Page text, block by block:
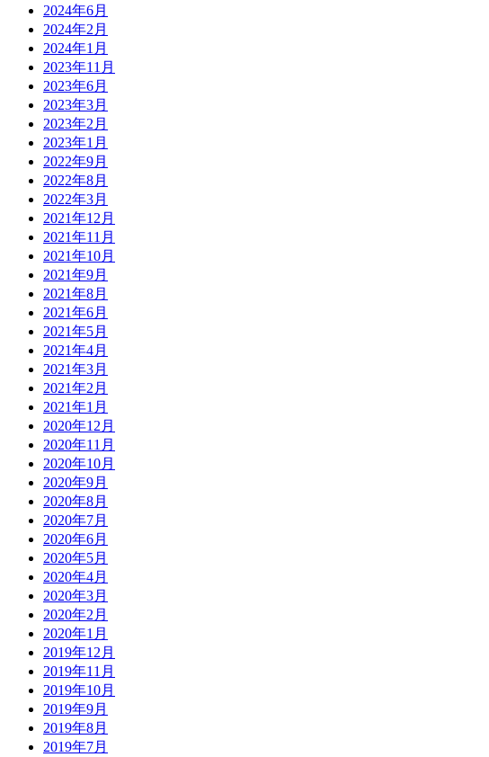
2024年6月
2024年2月
2024年1月
2023年11月
2023年6月
2023年3月
2023年2月
2023年1月
2022年9月
2022年8月
2022年3月
2021年12月
2021年11月
2021年10月
2021年9月
2021年8月
2021年6月
2021年5月
2021年4月
2021年3月
2021年2月
2021年1月
2020年12月
2020年11月
2020年10月
2020年9月
2020年8月
2020年7月
2020年6月
2020年5月
2020年4月
2020年3月
2020年2月
2020年1月
2019年12月
2019年11月
2019年10月
2019年9月
2019年8月
2019年7月